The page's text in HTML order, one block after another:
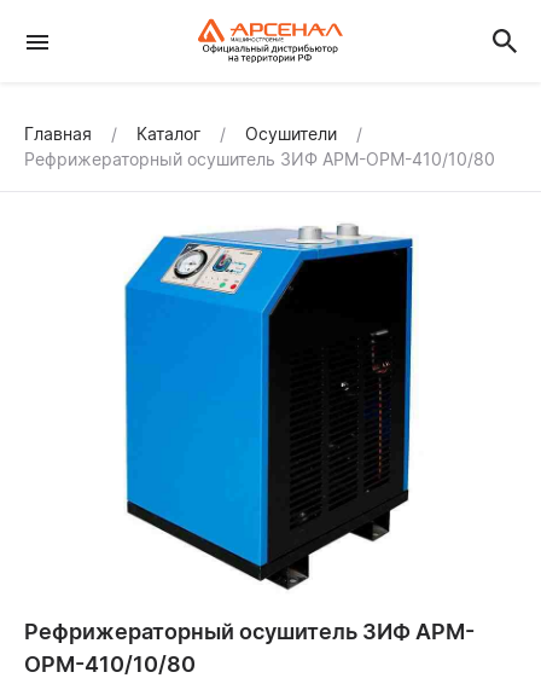
Главная Каталог
Осушители
Рефрижераторный осушитель ЗИФ АРМ-ОРМ-410/10/80
Рефрижераторный осушитель ЗИФ АРМ-
ОРМ-410/10/80